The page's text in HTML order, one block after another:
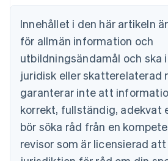
Innehållet i den här artikeln
för allmän information och
utbildningsändamål och ska
juridisk eller skatterelaterad
garanterar inte att
korrekt, fullständig, adekvat
bör söka råd från en
revisor som är licensierad
Brasilien
PortuguêsEnglish
Bulgarien
English
Cypern
Danmark
English
Estland
English
Fastlandskina
简体中文English